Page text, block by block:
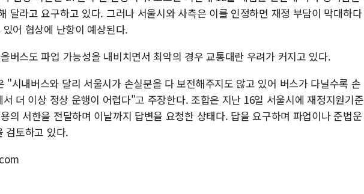
달라고 요구하고 있다. 그러나 서울시와 사측은 이를 인정하면 재정 부담이 막대하다
어 협상에 난항이 예상된다.
버스도 파업 가능성을 내비치면서 최악의 경우 교통대란 우려가 커지고 있다.
"시내버스와 달리 서울시가 손실분을 다 보전해주지도 않고 있어 버스가 다닐수록 손
더 이상 정상 운행이 어렵다"고 주장한다. 조합은 지난 16일 서울시에 재정지원기준
의 서한을 전달하며 이날까지 답변을 요청한 상태다. 답을 요구하며 파업이나 준법운
검토하고 있다.